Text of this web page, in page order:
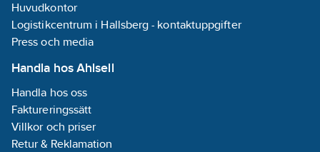
IM - Automatsäkringar.
SL - Ljuddämpning.
RFM -
hetgasledning.
RFL -
Avstängningsventil på
vätskeledning.
BT -
Huvudkontor
Logistikcentrum i Hallsberg - kontaktuppgifter
Press och media
Handla hos Ahlsell
Handla hos oss
Faktureringssätt
Villkor och priser
Retur & Reklamation